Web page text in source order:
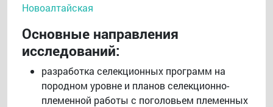
Новоалтайская
Основные направления
исследований:
разработка селекционных программ на
породном уровне и планов селекционно-
племенной работы с поголовьем племенных